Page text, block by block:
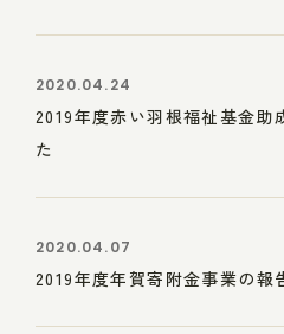
2020.04.24
2019年度赤い羽根福祉基金助
た
2020.04.07
2019年度年賀寄附金事業の報